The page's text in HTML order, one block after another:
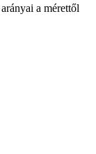
a mérettől